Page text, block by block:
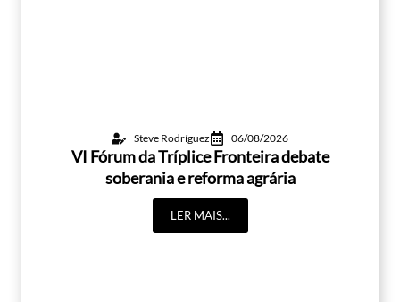
Steve Rodríguez 06/08/2026
VI Fórum da Tríplice Fronteira debate
soberania e reforma agrária
LER MAIS...